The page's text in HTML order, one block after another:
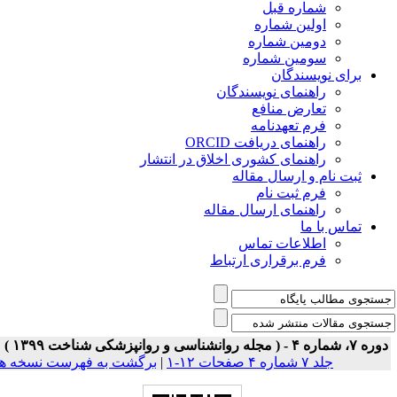
شماره قبل
اولین شماره
دومین شماره
سومین شماره
برای نویسندگان
راهنمای نویسندگان
تعارض منافع
فرم تعهدنامه
راهنمای دریافت ORCID
راهنمای کشوری اخلاق در انتشار
ثبت نام و ارسال مقاله
فرم ثبت نام
راهنمای ارسال مقاله
تماس با ما
اطلاعات تماس
فرم برقراری ارتباط
شماره ۴ - ( مجله روانشناسی و روانپزشکی شناخت ۱۳۹۹ )
جلد ۷ شماره ۴ صفحات ۱۲-۱
| برگشت به فهرست نسخه ها